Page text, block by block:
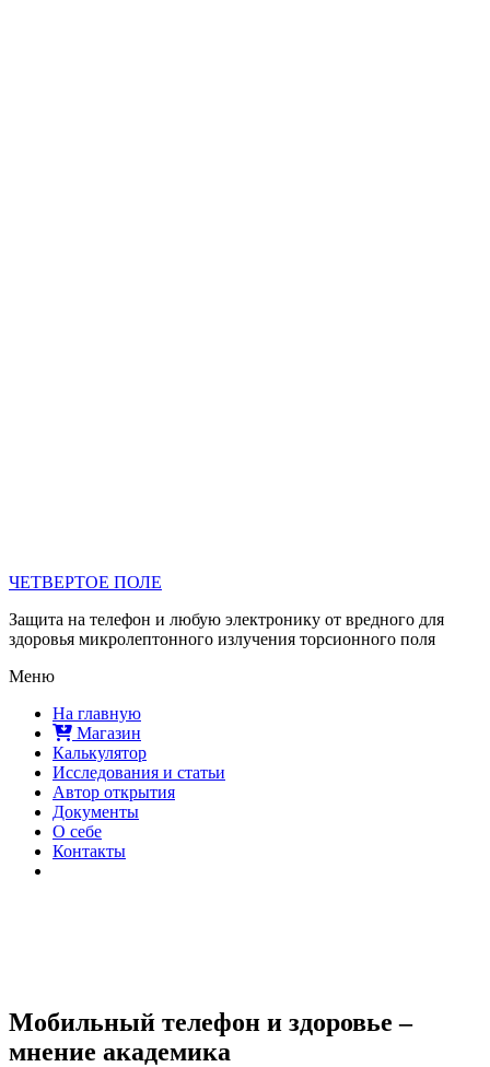
ЧЕТВЕРТОЕ ПОЛЕ
Защита на телефон и любую электронику от вредного для
здоровья микролептонного излучения торсионного поля
Меню
На главную
Магазин
Калькулятор
Исследования и статьи
Автор открытия
Документы
О себе
Контакты
Мобильный телефон и здоровье –
мнение академика